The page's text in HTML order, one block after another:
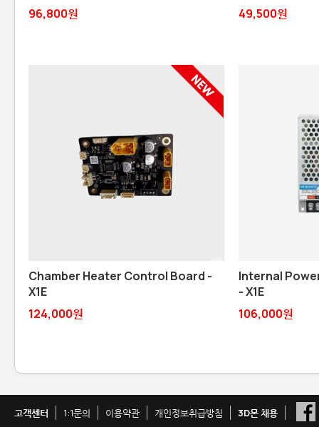
96,800원
49,500원
Chamber Heater Control Board -
X1E
124,000원
Internal
- X1E
106,000원
고객센터 1:1문의 이용약관 개인정보취급방침 3D몬 채용